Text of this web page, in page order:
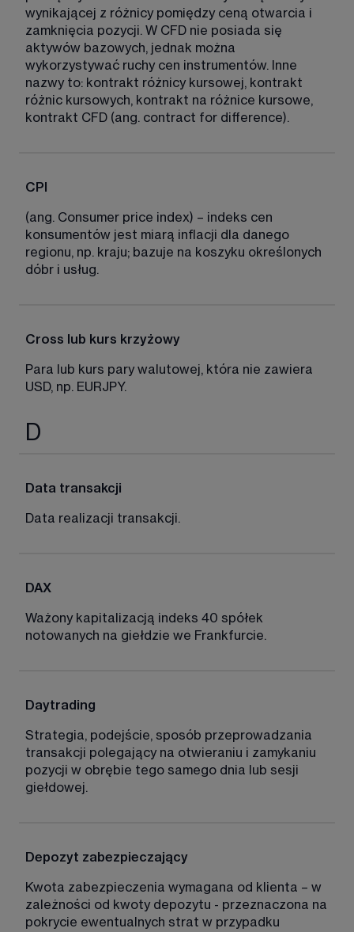
wynikającej z różnicy pomiędzy ceną otwarcia i
zamknięcia pozycji. W CFD nie posiada się
aktywów bazowych, jednak można
wykorzystywać ruchy cen instrumentów. Inne
nazwy to: kontrakt różnicy kursowej, kontrakt
różnic kursowych, kontrakt na różnice kursowe,
kontrakt CFD (ang. contract for difference).
CPI
(ang. Consumer price index) – indeks cen
konsumentów jest miarą inflacji dla danego
regionu, np. kraju; bazuje na koszyku określonych
dóbr i usług.
Cross lub kurs krzyżowy
Para lub kurs pary walutowej, która nie zawiera
USD, np. EURJPY.
D
Data transakcji
Data realizacji transakcji.
DAX
Ważony kapitalizacją indeks 40 spółek
notowanych na giełdzie we Frankfurcie.
Daytrading
Strategia, podejście, sposób przeprowadzania
transakcji polegający na otwieraniu i zamykaniu
pozycji w obrębie tego samego dnia lub sesji
giełdowej.
Depozyt zabezpieczający
Kwota zabezpieczenia wymagana od klienta – w
zależności od kwoty depozytu - przeznaczona na
pokrycie ewentualnych strat w przypadku